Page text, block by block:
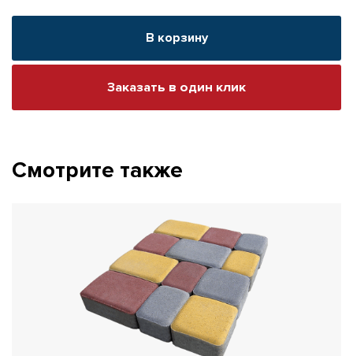
В корзину
Заказать в один клик
Смотрите также